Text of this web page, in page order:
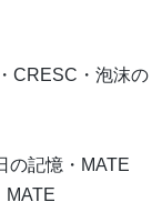
CRESC・泡沫の
記憶・MATE